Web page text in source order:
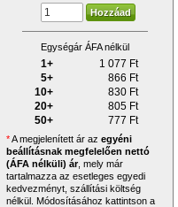
Egységár ÁFA nélkül
1+ 1 077 Ft
5+
866 Ft
10+
830 Ft
20+
805 Ft
50+
777 Ft
*A megjelenített ár az egyéni
beállításnak megfelelően nettó
(ÁFA nélküli) ár, mely már
tartalmazza az esetleges egyedi
kedvezményt, szállítási költség
nélkül. Módosításához kattintson a